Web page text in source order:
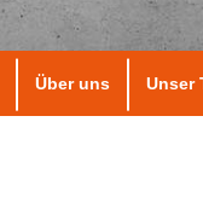
Über uns Unser